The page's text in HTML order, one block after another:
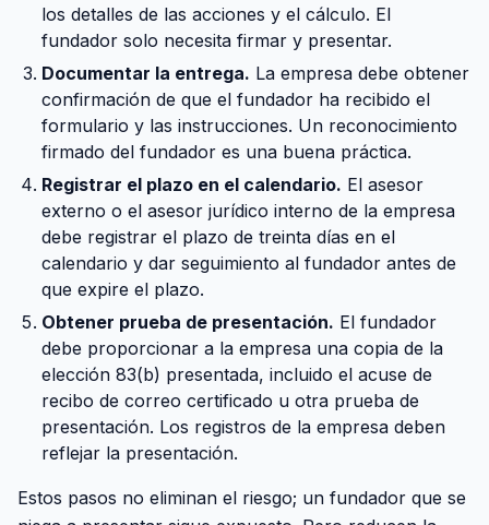
los detalles de las acciones y el cálculo. El
fundador solo necesita firmar y presentar.
Documentar la entrega. La empresa debe obtener
confirmación de que el fundador ha recibido el
formulario y las instrucciones. Un reconocimiento
firmado del fundador es una buena práctica.
Registrar el plazo en el calendario. El asesor
externo o el asesor jurídico interno de la empresa
debe registrar el plazo de treinta días en el
calendario y dar seguimiento al fundador antes de
que expire el plazo.
Obtener prueba de presentación. El fundador
debe proporcionar a la empresa una copia de la
elección 83(b) presentada, incluido el acuse de
recibo de correo certificado u otra prueba de
presentación. Los registros de la empresa deben
reflejar la presentación.
Estos pasos no eliminan el riesgo; un fundador que se